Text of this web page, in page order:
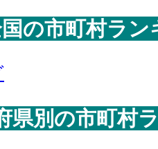
の市町村ラ
県別の市町村